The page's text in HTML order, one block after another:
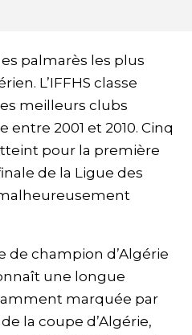
palmarès les plus
L’IFFHS classe
meilleurs clubs
2001 et 2010. Cinq
pour la première
de la Ligue des
de champion d’Algérie
une longue
marquée par
la coupe d’Algérie,